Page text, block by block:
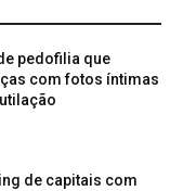
pedofilia que
com fotos íntimas
de capitais com